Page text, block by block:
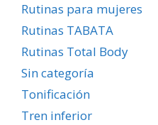
Rutinas para mujeres
Rutinas TABATA
Rutinas Total Body
Sin categoría
Tonificación
Tren inferior